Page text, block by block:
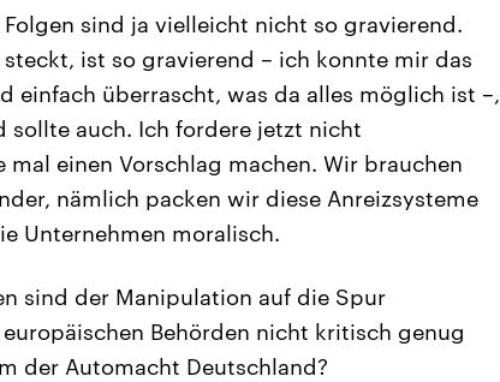
sind ja vielleicht nicht so gravierend.
ist so gravierend – ich konnte mir das
einfach überrascht, was da alles möglich ist –,
sollte auch. Ich fordere jetzt nicht
einen Vorschlag machen. Wir brauchen
nämlich packen wir diese Anreizsysteme
Unternehmen moralisch.
sind der Manipulation auf die Spur
Behörden nicht kritisch genug
der Automacht Deutschland?